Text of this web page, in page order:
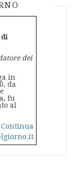
di
dei
in
da
fu
al
Continua